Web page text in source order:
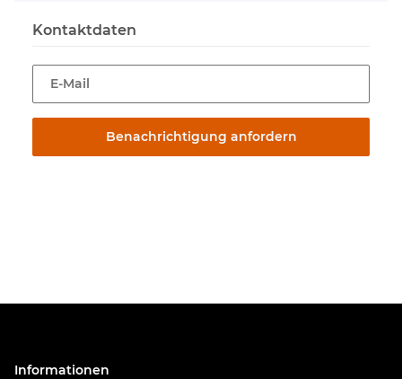
Kontaktdaten
E-Mail
Benachrichtigung anfordern
Informationen